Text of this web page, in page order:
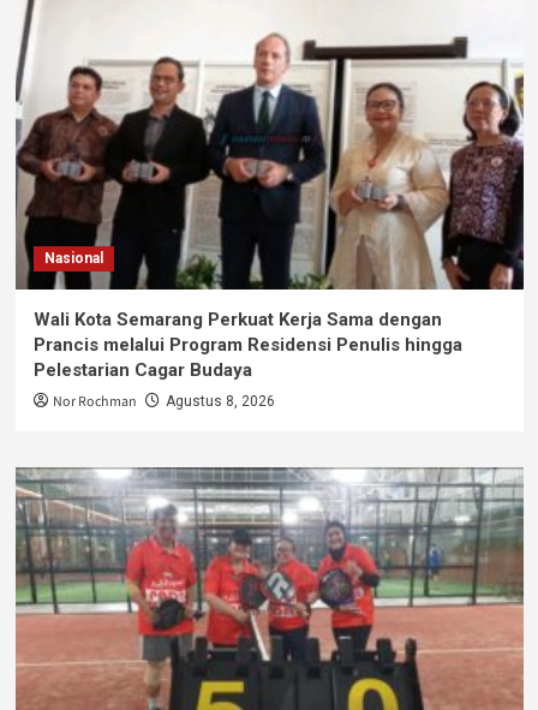
Nasional
Wali Kota Semarang Perkuat Kerja Sama dengan
Prancis melalui Program Residensi Penulis hingga
Pelestarian Cagar Budaya
Nor Rochman Agustus 8, 2026